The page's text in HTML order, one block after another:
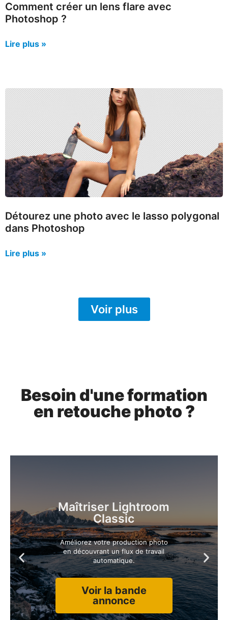
Comment créer un lens flare avec
Photoshop ?
Lire plus »
Détourez une photo avec le lasso polygonal
dans Photoshop
Lire plus »
Voir plus
Besoin d'une formation
en retouche photo ?
Le Dodge and Burn
Voir la bande
annonce